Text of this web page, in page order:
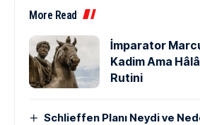
More Read
İmparator
Kadim Ama
Rutini
Schlieffen Planı Neydi ve